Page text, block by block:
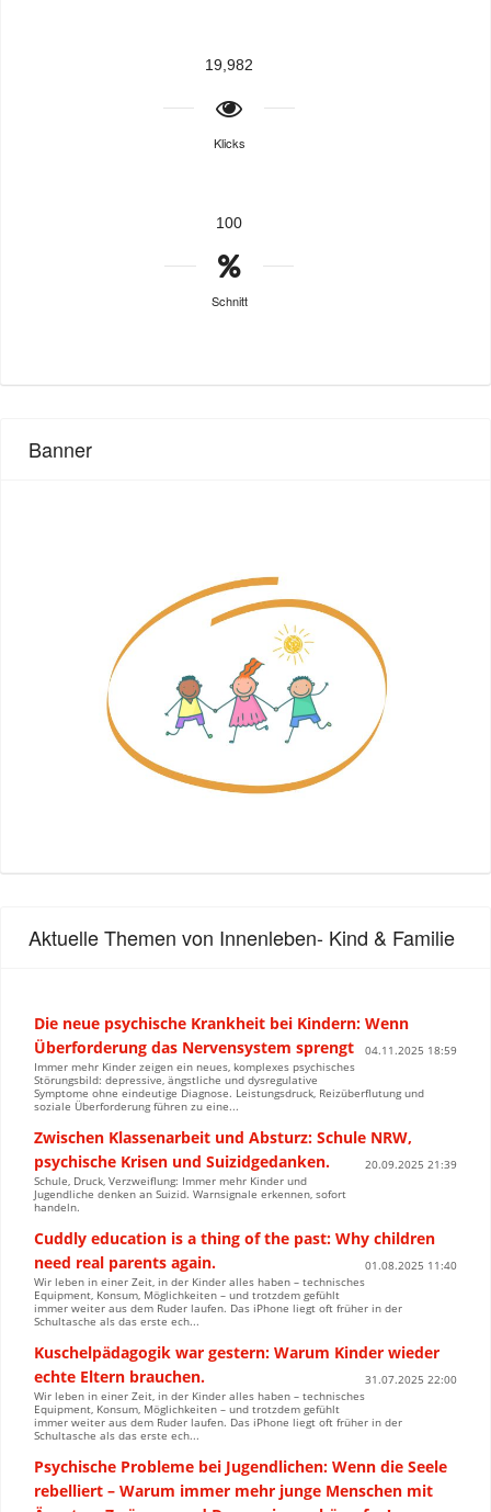
19,982
Klicks
100
Schnitt
Banner
Aktuelle Themen von Innenleben- Kind & Familie
Die neue psychische Krankheit bei Kindern: Wenn
Überforderung das Nervensystem sprengt
04.11.2025 18:59
Immer mehr Kinder zeigen ein neues, komplexes psychisches
Störungsbild: depressive, ängstliche und dysregulative
Symptome ohne eindeutige Diagnose. Leistungsdruck, Reizüberflutung und
soziale Überforderung führen zu eine...
Zwischen Klassenarbeit und Absturz: Schule NRW,
psychische Krisen und Suizidgedanken.
20.09.2025 21:39
Schule, Druck, Verzweiflung: Immer mehr Kinder und
Jugendliche denken an Suizid. Warnsignale erkennen, sofort
handeln.
Cuddly education is a thing of the past: Why children
need real parents again.
01.08.2025 11:40
Wir leben in einer Zeit, in der Kinder alles haben – technisches
Equipment, Konsum, Möglichkeiten – und trotzdem gefühlt
immer weiter aus dem Ruder laufen. Das iPhone liegt oft früher in der
Schultasche als das erste ech...
Kuschelpädagogik war gestern: Warum Kinder wieder
echte Eltern brauchen.
31.07.2025 22:00
Wir leben in einer Zeit, in der Kinder alles haben – technisches
Equipment, Konsum, Möglichkeiten – und trotzdem gefühlt
immer weiter aus dem Ruder laufen. Das iPhone liegt oft früher in der
Schultasche als das erste ech...
Psychische Probleme bei Jugendlichen: Wenn die Seele
rebelliert – Warum immer mehr junge Menschen mit